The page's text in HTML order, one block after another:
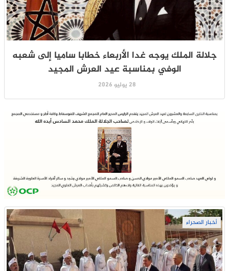
جلالة الملك يوجه غدا الأربعاء خطابا ساميا إلى شعبه
الوفي بمناسبة عيد العرش المجيد
28 يوليو 2026
أخبار الصحراء